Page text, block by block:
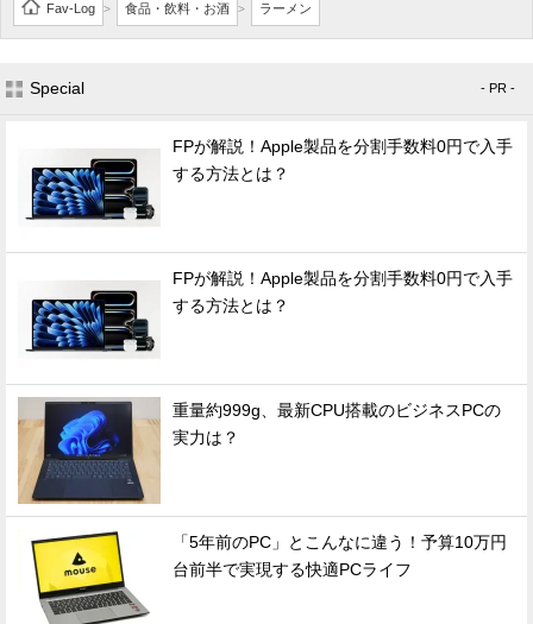
Fav-Log > 食品・飲料・お酒 > ラーメン
Special - PR -
FPが解説！Apple製品を分割手数料0円で入手
する方法とは？
FPが解説！Apple製品を分割手数料0円で入手
する方法とは？
重量約999g、最新CPU搭載のビジネスPCの
実力は？
「5年前のPC」とこんなに違う！予算10万円
台前半で実現する快適PCライフ